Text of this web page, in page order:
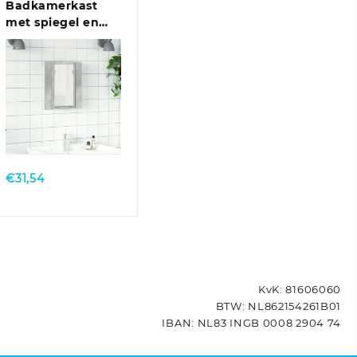
Badkamerkast
met spiegel en
LED 40x12x45 cm
acryl betongrijs
Quick View
€31,54
KvK: 81606060
BTW: NL862154261B01
IBAN: NL83 INGB 0008 2904 74